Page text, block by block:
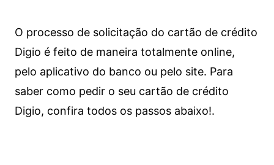
O processo de solicitação do cartão de crédito
Digio é feito de maneira totalmente online,
pelo aplicativo do banco ou pelo site. Para
saber como pedir o seu cartão de crédito
Digio, confira todos os passos abaixo!.